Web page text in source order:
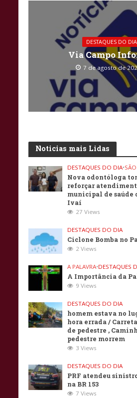
DESTAQUES DO DIA
Via Campo
7 de agosto de
Noticias mais Lidas
DESTAQUES DO DIA•
Nova odontóloga
reforçar
municipal de saúde
Ivaí
27 Views
DESTAQUES DO DIA
Ciclone Bomba no
2 Views
A PALAVRA•DESTAQUES
A Importância da
9 Views
DESTAQUES DO DIA
homem estava no
hora errada /
de pedestre ,
pedestre morrem
3 Views
DESTAQUES DO DIA
PRF atendeu
na BR 153
7 Views